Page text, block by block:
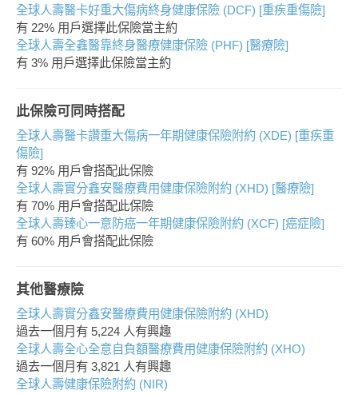
全球人壽醫卡好重大傷病終身健康保險 (DCF) [重疾重傷險]
有 22% 用戶選擇此保險當主約
全球人壽全鑫醫靠終身醫療健康保險 (PHF) [醫療險]
有 3% 用戶選擇此保險當主約
此保險可同時搭配
全球人壽醫卡讚重大傷病一年期健康保險附約 (XDE) [重疾重
傷險]
有 92% 用戶會搭配此保險
全球人壽實分鑫安醫療費用健康保險附約 (XHD) [醫療險]
有 70% 用戶會搭配此保險
全球人壽臻心一意防癌一年期健康保險附約 (XCF) [癌症險]
有 60% 用戶會搭配此保險
其他醫療險
全球人壽實分鑫安醫療費用健康保險附約 (XHD)
過去一個月有 5,224 人有興趣
全球人壽全心全意自負額醫療費用健康保險附約 (XHO)
過去一個月有 3,821 人有興趣
全球人壽健康保險附約 (NIR)